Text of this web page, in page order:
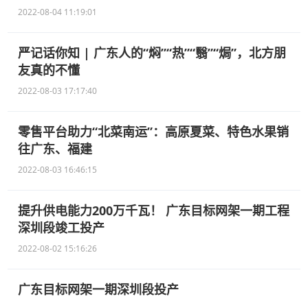
2022-08-04 11:19:01
严记话你知 | 广东人的“焖”“热”“翳”“焗”，北方朋
友真的不懂
2022-08-03 17:17:40
零售平台助力“北菜南运”：高原夏菜、特色水果销
往广东、福建
2022-08-03 16:46:15
提升供电能力200万千瓦！ 广东目标网架一期工程
深圳段竣工投产
2022-08-02 15:16:26
广东目标网架一期深圳段投产